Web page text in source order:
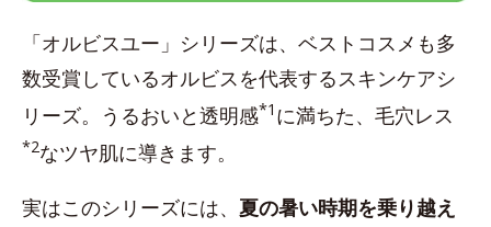
「オルビスユー」シリーズは、ベストコスメも多
数受賞しているオルビスを代表するスキンケアシ
リーズ。うるおいと透明感*1 に満ちた、毛穴レス
*2なツヤ肌に導きます。
実はこのシリーズには、 夏の暑い時期を乗り越え